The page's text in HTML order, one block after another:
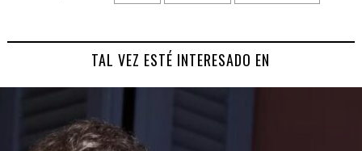
TAL VEZ ESTÉ INTERESADO EN